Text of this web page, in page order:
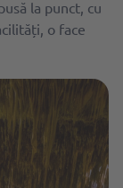
la punct, cu
o face